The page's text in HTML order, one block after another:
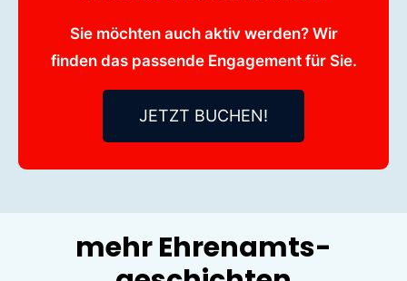
Sie möchten auch aktiv werden? Wir
finden das passende Engagement für Sie.
JETZT BUCHEN!
mehr Ehrenamts-